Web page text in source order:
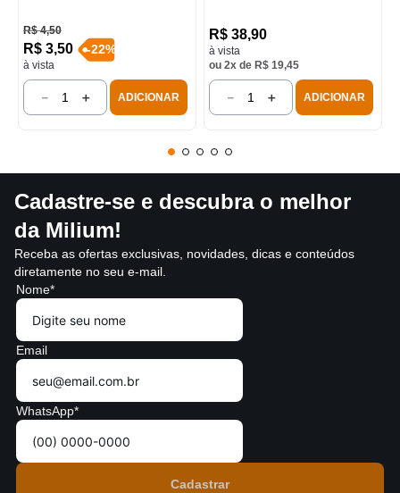
R$ 4,50
R$ 3,50
à vista
-22%
＋
－ ADICIONAR
R$ 38,90
à vista
ou 2x de R$ 19,45
＋
－ ADICIONAR
Cadastre-se e descubra o melhor
da Milium!
Receba as ofertas exclusivas, novidades, dicas e conteúdos
diretamente no seu e-mail.
Nome*
Email
WhatsApp*